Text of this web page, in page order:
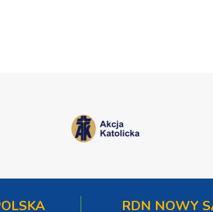
RDN NOWY